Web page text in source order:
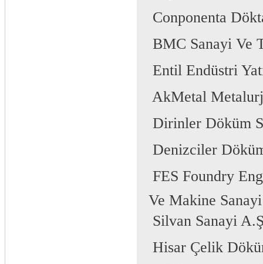
 Conponenta
 BMC Sanayi Ve
 Entil Endüstri
 AkMetal
 Dirinler Döküm
 Denizciler
 FES Foundry
Ve Makine
 Silvan Sanayi
 Hisar Çelik